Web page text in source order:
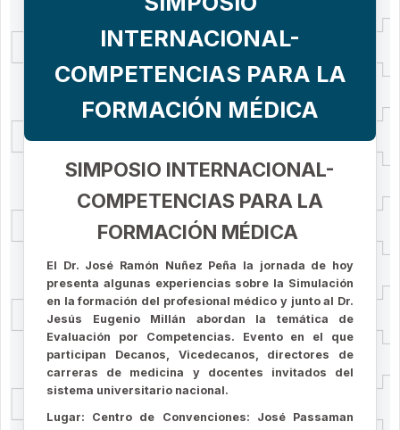
INTERNACIONAL-
COMPETENCIAS PARA LA
FORMACIÓN MÉDICA
SIMPOSIO INTERNACIONAL-
COMPETENCIAS PARA LA
FORMACIÓN MÉDICA
El Dr. José Ramón Nuñez Peña la jornada de hoy
presenta algunas experiencias sobre la Simulación
en la formación del profesional médico y junto al Dr.
Jesús Eugenio Millán abordan la temática de
Evaluación por Competencias. Evento en el que
participan Decanos, Vicedecanos, directores de
carreras de medicina y docentes invitados del
sistema universitario nacional.
Lugar: Centro de Convenciones: José Passaman